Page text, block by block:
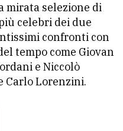
mirata selezione di
celebri dei due
confronti con
tempo come Giovan
e Niccolò
Carlo Lorenzini.